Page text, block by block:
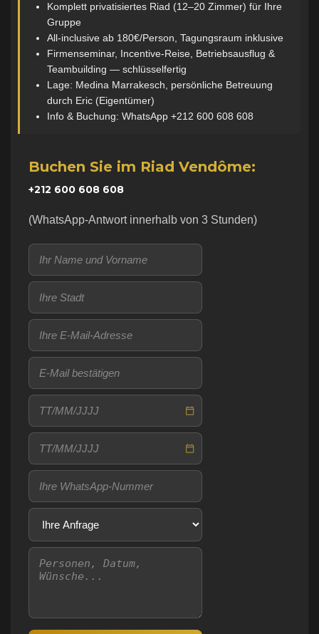
Komplett privatisiertes Riad (12–20 Zimmer) für Ihre
Gruppe
All-inclusive ab 180€/Person, Tagungsraum inklusive
Firmenseminar, Incentive-Reise, Betriebsausflug &
Teambuilding — schlüsselfertig
Lage: Medina Marrakesch, persönliche Betreuung
durch Eric (Eigentümer)
Info & Buchung: WhatsApp +212 600 608 608
Buchen Sie im Riad Vendôme:
+212 600 608 608
(WhatsApp-Antwort innerhalb von 3 Stunden)